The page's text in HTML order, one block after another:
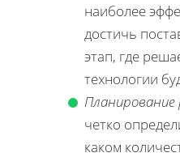
наиболее
достичь
этап, где
технологии
Планирование
четко
каком